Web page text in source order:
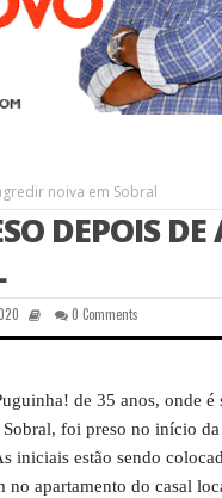
noiva em Sobral
DEPOIS DE
0 Comments
de 35 anos, onde é
foi preso no início
iniciais estão sendo
no apartamento do casal